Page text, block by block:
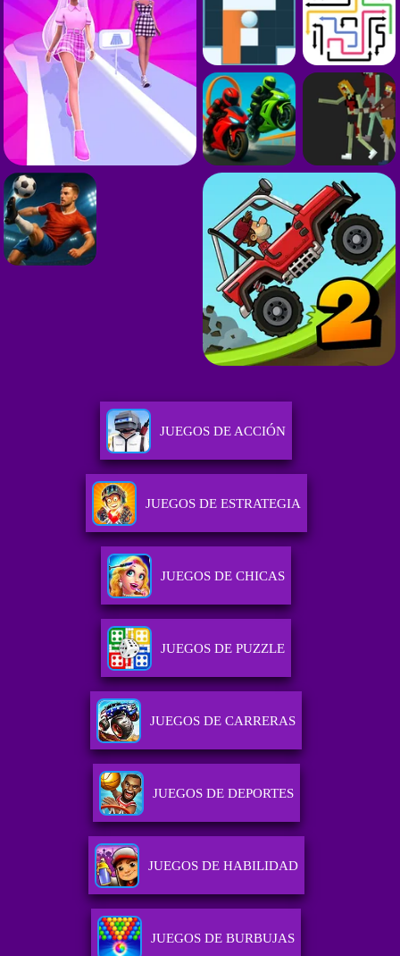
JUEGOS DE ACCIÓN
JUEGOS DE ESTRATEGIA
JUEGOS DE CHICAS
JUEGOS DE PUZZLE
JUEGOS DE CARRERAS
JUEGOS DE DEPORTES
JUEGOS DE HABILIDAD
JUEGOS DE BURBUJAS